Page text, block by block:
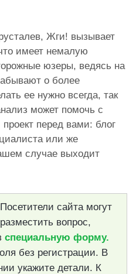
Жги! вызывает
имеет немалую
юзеры, ведясь на
о более
ее нужно всегда, так
может помочь с
перед вами: блог
или же
случае выходит
Посетители сайта могут
разместить вопрос,
специальную форму.
без регистрации. В
укажите детали. К